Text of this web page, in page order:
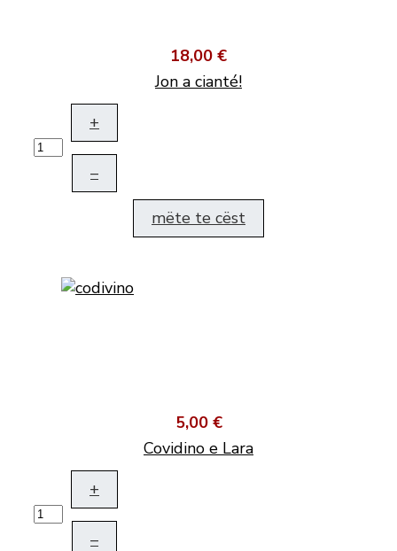
18,00 €
Jon a cianté!
+
–
mëte te cëst
5,00 €
Covidino e Lara
+
–